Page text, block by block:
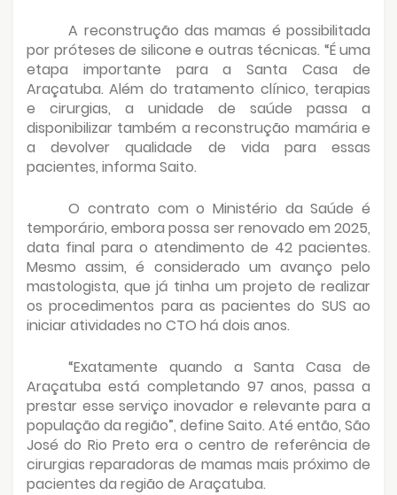
A reconstrução das mamas é possibilitada
por próteses de silicone e outras técnicas. “É uma
etapa importante para a Santa Casa de
Araçatuba. Além do tratamento clínico, terapias
e cirurgias, a unidade de saúde passa a
disponibilizar também a reconstrução mamária e
a devolver qualidade de vida para essas
pacientes, informa Saito.
O contrato com o Ministério da Saúde é
temporário, embora possa ser renovado em 2025,
data final para o atendimento de 42 pacientes.
Mesmo assim, é considerado um avanço pelo
mastologista, que já tinha um projeto de realizar
os procedimentos para as pacientes do SUS ao
iniciar atividades no CTO há dois anos.
“Exatamente quando a Santa Casa de
Araçatuba está completando 97 anos, passa a
prestar esse serviço inovador e relevante para a
população da região”, define Saito. Até então, São
José do Rio Preto era o centro de referência de
cirurgias reparadoras de mamas mais próximo de
pacientes da região de Araçatuba.